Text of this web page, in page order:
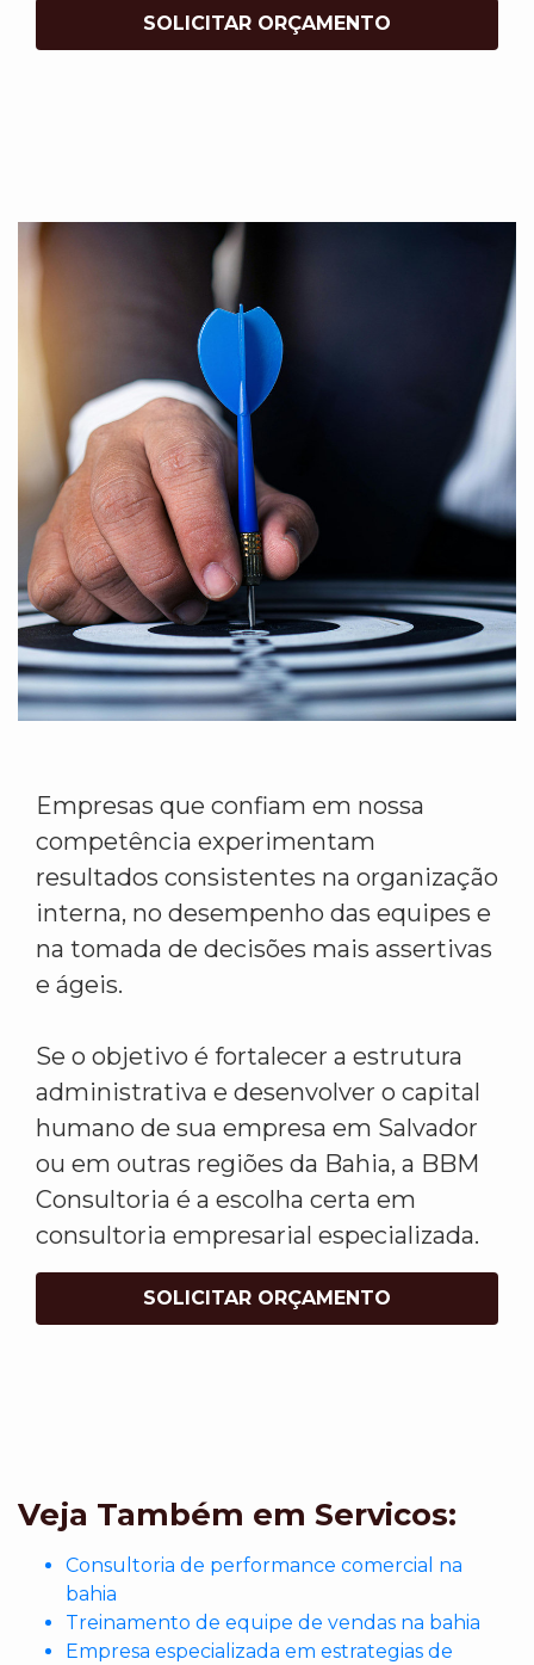
SOLICITAR ORÇAMENTO
Empresas que confiam em nossa
competência experimentam
resultados consistentes na organização
interna, no desempenho das equipes e
na tomada de decisões mais assertivas
e ágeis.
Se o objetivo é fortalecer a estrutura
administrativa e desenvolver o capital
humano de sua empresa em Salvador
ou em outras regiões da Bahia, a BBM
Consultoria é a escolha certa em
consultoria empresarial especializada.
SOLICITAR ORÇAMENTO
Veja Também em Servicos:
Consultoria de performance comercial na
bahia
Treinamento de equipe de vendas na bahia
Empresa especializada em estrategias de